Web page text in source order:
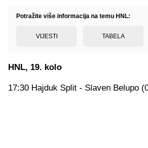
Potražite više informacija na temu HNL:
VIJESTI TABELA
HNL, 19. kolo
17:30 Hajduk Split - Slaven Belupo